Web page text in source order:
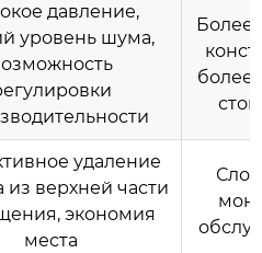
давление,
уровень шума,
Более
более
удаление
из верхней части
экономия
места